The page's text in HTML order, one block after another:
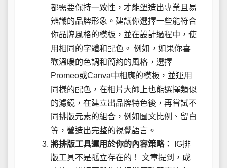
都需要保持一致性，才能塑造出專業且易
辨識的品牌形象。建議你選擇一些能符合
你品牌風格的模板，並在設計過程中，使
用相同的字體和配色。 例如，如果你喜
歡溫暖的色調和簡約的風格，選擇
Promeo或Canva中相應的模板，並運用
同樣的配色，在相片大師上也能選擇類似
的濾鏡，在建立出品牌特色後，再嘗試不
同排版元素的組合，例如圖文比例、留白
等，營造出完整的視覺語言。
將排版工具運用於你的內容策略：
IG排
版工具不是孤立存在的！ 文章提到，成